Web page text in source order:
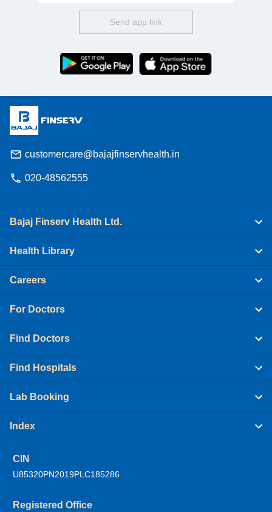
Send app link
customercare@bajajfinservhealth.in
020-48562555
Bajaj Finserv Health Ltd.
Health Library
Careers
For Doctors
Find Doctors
Find Hospitals
Lab Booking
Index
CIN
U85320PN2019PLC185286
Registered Office